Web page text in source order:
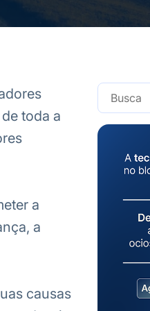
toda a
a
a
causas